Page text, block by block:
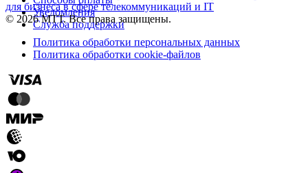
Уведомления
Служба поддержки
для бизнеса в сфере телекоммуникаций и IT
© 2026 МТТ. Все права защищены.
Политика обработки персональных данных
Политика обработки cookie-файлов